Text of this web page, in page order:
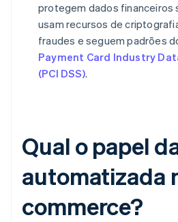
protegem dados financeiros
usam recursos de
fraudes e seguem padrões
Payment Card Industry
(PCI DSS).
Qual o papel
automatizada
commerce?